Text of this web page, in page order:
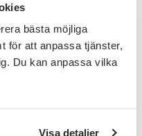
bästa möjliga
för att anpassa tjänster,
Du kan anpassa vilka
Visa detaljer
dekoration som
för dig som vill
(Natur och
att finnas ett